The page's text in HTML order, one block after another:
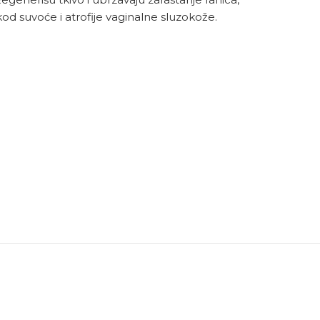
suvoće i atrofije vaginalne sluzokože.